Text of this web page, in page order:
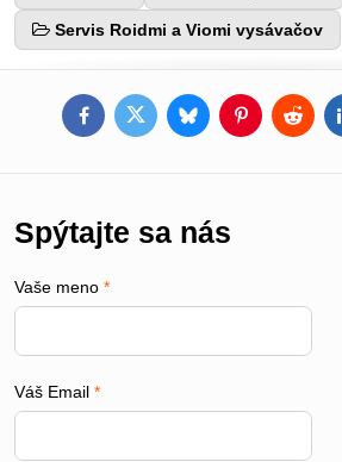
Servis Roidmi a Viomi vysávačov
FacebookTwitterBlueskyPinterestReddit
Spýtajte sa nás
Vaše meno *
Váš Email *